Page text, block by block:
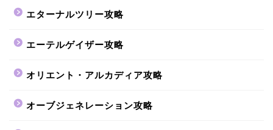
エターナルツリー攻略
エーテルゲイザー攻略
オリエント・アルカディア攻略
オーブジェネレーション攻略